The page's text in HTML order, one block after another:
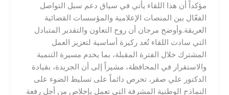
مؤكداً أن هذا اللقاء يأتي في سياق دعم سبل التواصل
الفعّال بين المنصات الإعلامية والمؤسسات القضائية
العريقة.​وأوضح مرجان أن روح التعاون والتقدير المتبادل
التي سادت اللقاء تُعد ركيزة أساسية لتعزيز العمل
المشترك خلال الفترة المقبلة، بما يخدم مسيرة التنمية
والاستقرار في المحافظة، مشيراً إلى أن الجريدة، بقيادة
الدكتور علي صقر، تحرص دائماً على تسليط الضوء على
النماذج الوطنية المشرفة التي تعمل بإخلاص من أجل رفعة